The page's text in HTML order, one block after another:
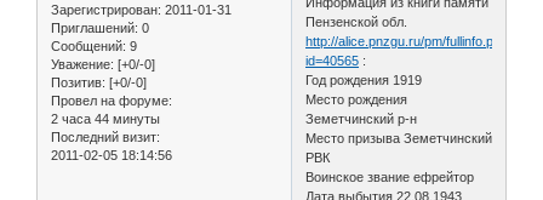
Зарегистрирован: 2011-01-31
Приглашений: 0
Сообщений: 9
Уважение: [+0/-0]
Позитив: [+0/-0]
Провел на форуме:
2 часа 44 минуты
Последний визит:
2011-02-05 18:14:56
Пензенской обл.
http://alice.pnzgu.ru/pm/fullinfo.php?
id=40565 :
Год рождения 1919
Место рождения
Земетчинский р-н
Место призыва Земетчинский
РВК
Воинское звание ефрейтор
Дата выбытия 22.08.1943